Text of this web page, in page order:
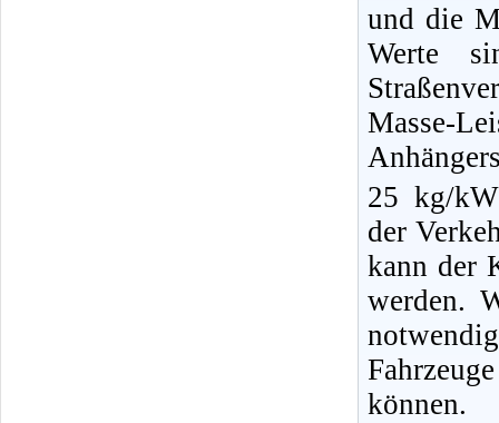
und die
Werte
Masse-
25 kg/
der
kann der
werden.
können.